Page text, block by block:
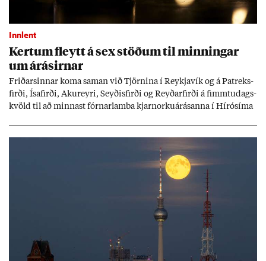
Innlent
Kert­um fleytt á sex stöð­um til minn­ing­ar
um árás­irn­ar
Frið­arsinn­ar koma sam­an við Tjörn­ina í Reykja­vík og á Pat­reks­
firði, Ísa­firði, Ak­ur­eyri, Seyð­is­firði og Reyð­ar­firði á fimmtu­dags­
kvöld til að minn­ast fórn­ar­lamba kjarn­orku­árás­anna í Hírósíma